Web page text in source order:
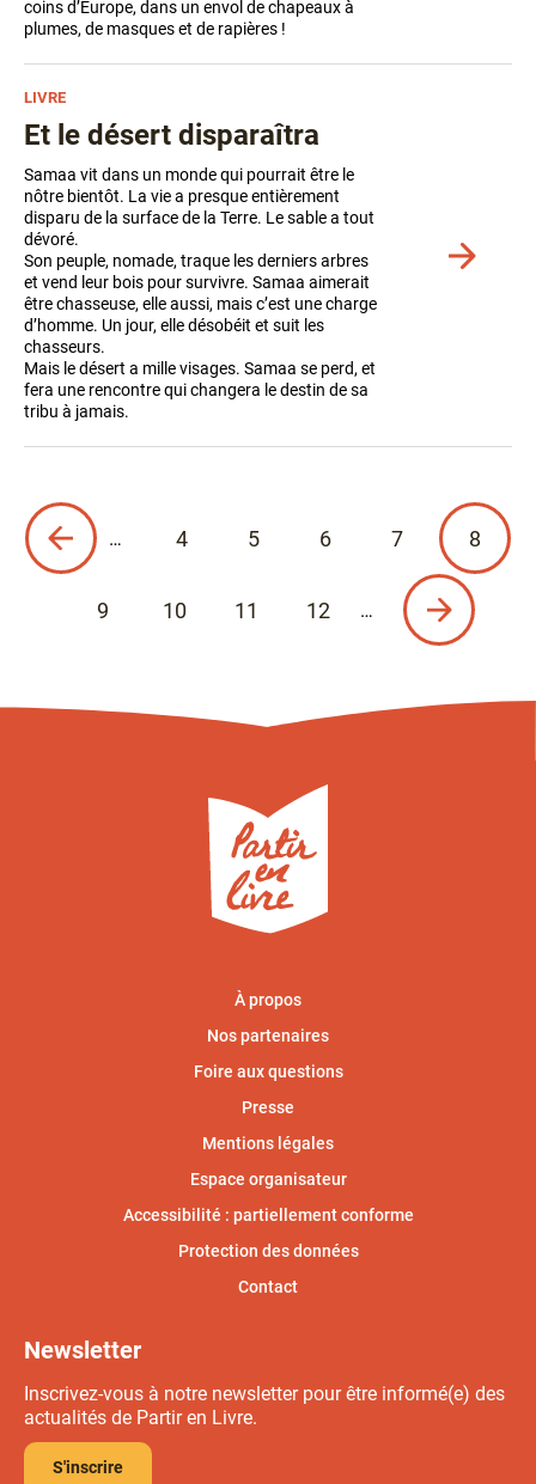
coins d’Europe, dans un envol de chapeaux à
plumes, de masques et de rapières !
LIVRE
Et le désert disparaîtra
Samaa vit dans un monde qui pourrait être le
nôtre bientôt. La vie a presque entièrement
disparu de la surface de la Terre. Le sable a tout
dévoré.
Son peuple, nomade, traque les derniers arbres
et vend leur bois pour survivre. Samaa aimerait
être chasseuse, elle aussi, mais c’est une charge
d’homme. Un jour, elle désobéit et suit les
chasseurs.
Mais le désert a mille visages. Samaa se perd, et
fera une rencontre qui changera le destin de sa
tribu à jamais.
Voir
plus
Page … Page
4 Page
5 Page
6 Page
7
Page
courante
8
Page
9 Page
10 Page
11 Page
12 …
Page
suivante
À propos
Nos partenaires
Foire aux questions
Presse
Mentions légales
Espace organisateur
Accessibilité : partiellement conforme
Protection des données
Contact
Newsletter
Inscrivez-vous à notre newsletter pour être informé(e) des
actualités de Partir en Livre.
S'inscrire